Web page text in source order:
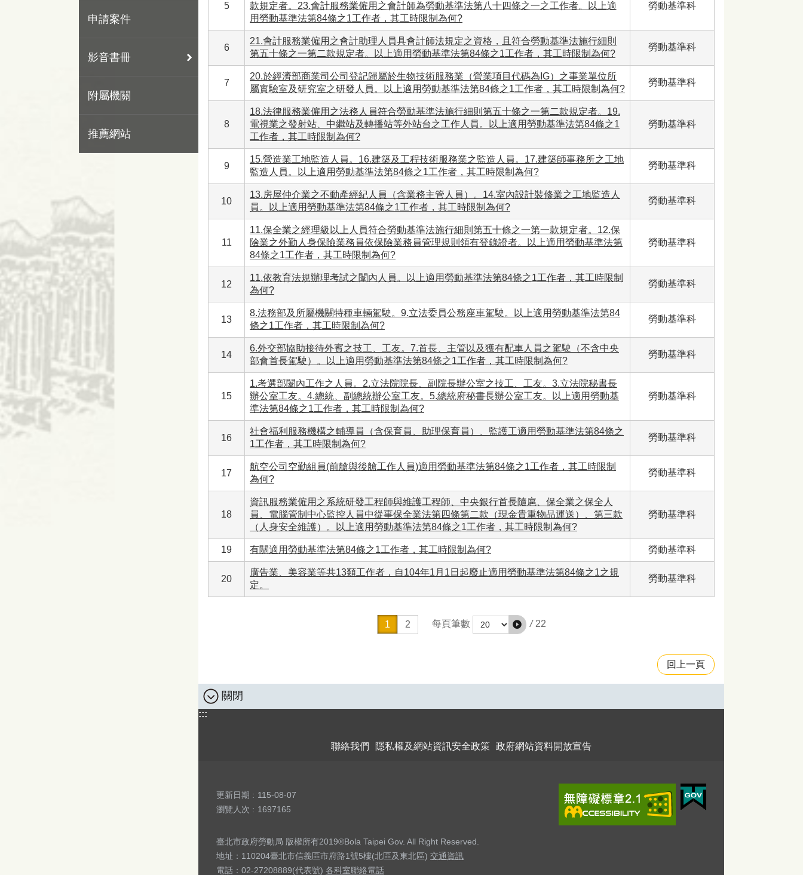
申請案件
影音書冊
附屬機關
推薦網站
5
款規定者。23.會計服務業僱用之會計師為勞動基準法第八十四條之一之工作者。以上適
用勞動基準法第84條之1工作者，其工時限制為何?
勞動基準科
6
21.會計服務業僱用之會計助理人員具會計師法規定之資格，且符合勞動基準法施行細則
第五十條之一第二款規定者。以上適用勞動基準法第84條之1工作者，其工時限制為何?
勞動基準科
7
20.於經濟部商業司公司登記歸屬於生物技術服務業（營業項目代碼為IG）之事業單位所
屬實驗室及研究室之研發人員。以上適用勞動基準法第84條之1工作者，其工時限制為何?
勞動基準科
8
18.法律服務業僱用之法務人員符合勞動基準法施行細則第五十條之一第二款規定者。19.
電視業之發射站、中繼站及轉播站等外站台之工作人員。以上適用勞動基準法第84條之1
工作者，其工時限制為何?
勞動基準科
9
15.營造業工地監造人員。16.建築及工程技術服務業之監造人員。17.建築師事務所之工地
監造人員。以上適用勞動基準法第84條之1工作者，其工時限制為何?
勞動基準科
10
13.房屋仲介業之不動產經紀人員（含業務主管人員）。14.室內設計裝修業之工地監造人
員。以上適用勞動基準法第84條之1工作者，其工時限制為何?
勞動基準科
11
11.保全業之經理級以上人員符合勞動基準法施行細則第五十條之一第一款規定者。12.保
險業之外勤人身保險業務員依保險業務員管理規則領有登錄證者。以上適用勞動基準法第
84條之1工作者，其工時限制為何?
勞動基準科
12
11.依教育法規辦理考試之闈內人員。以上適用勞動基準法第84條之1工作者，其工時限制
為何?
勞動基準科
13
8.法務部及所屬機關特種車輛駕駛。9.立法委員公務座車駕駛。以上適用勞動基準法第84
條之1工作者，其工時限制為何?
勞動基準科
14
6.外交部協助接待外賓之技工、工友。7.首長、主管以及獲有配車人員之駕駛（不含中央
部會首長駕駛）。以上適用勞動基準法第84條之1工作者，其工時限制為何?
勞動基準科
15
1.考選部闈內工作之人員。2.立法院院長、副院長辦公室之技工、工友。3.立法院秘書長
辦公室工友。4.總統、副總統辦公室工友。5.總統府秘書長辦公室工友。以上適用勞動基
準法第84條之1工作者，其工時限制為何?
勞動基準科
16
社會福利服務機構之輔導員（含保育員、助理保育員）、監護工適用勞動基準法第84條之
1工作者，其工時限制為何?
勞動基準科
17
航空公司空勤組員(前艙與後艙工作人員)適用勞動基準法第84條之1工作者，其工時限制
為何?
勞動基準科
18
資訊服務業僱用之系統研發工程師與維護工程師、中央銀行首長隨扈、保全業之保全人
員、電腦管制中心監控人員中從事保全業法第四條第二款（現金貴重物品運送）、第三款
（人身安全維護）。以上適用勞動基準法第84條之1工作者，其工時限制為何?
勞動基準科
19 有關適用勞動基準法第84條之1工作者，其工時限制為何? 勞動基準科
20
廣告業、美容業等共13類工作者，自104年1月1日起廢止適用勞動基準法第84條之1之規
定。
勞動基準科
1 2 每頁筆數 / 22
回上一頁
關閉
:::
聯絡我們 隱私權及網站資訊安全政策 政府網站資料開放宣告
更新日期
115-08-07
瀏覽人次
1697165
臺北市政府勞動局 版權所有2019®Bola Taipei Gov. All Right Reserved.
地址：110204臺北市信義區市府路1號5樓(北區及東北區) 交通資訊
電話：02-27208889(代表號) 各科室聯絡電話